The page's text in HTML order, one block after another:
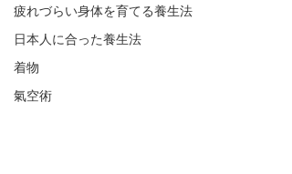
疲れづらい身体を育てる養生法
日本人に合った養生法
着物
氣空術